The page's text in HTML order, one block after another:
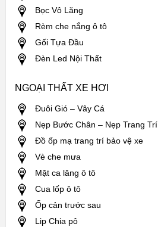
Bọc Vô Lăng
Rèm che nắng ô tô
Gối Tựa Đầu
Đèn Led Nội Thất
NGOẠI THẤT XE HƠI
Đuôi Gió – Vây Cá
Nẹp Bước Chân – Nẹp Trang Trí
Đồ ốp mạ trang trí bảo vệ xe
Vè che mưa
Mặt ca lăng ô tô
Cua lốp ô tô
Ốp cản trước sau
Lip Chia pô